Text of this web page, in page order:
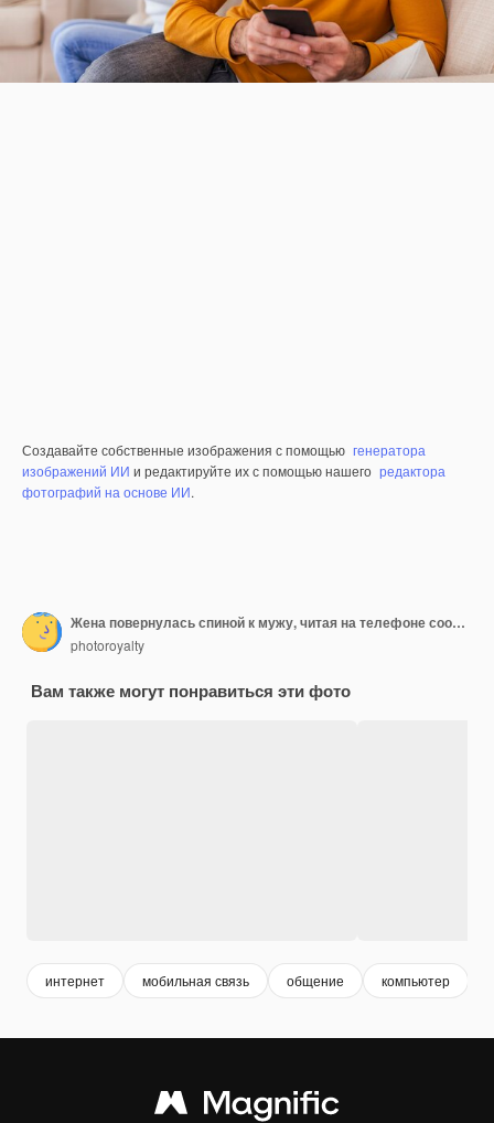
Создавайте собственные изображения с помощью генератора
изображений ИИ и редактируйте их с помощью нашего редактора
фотографий на основе ИИ.
Жена повернулась спиной к мужу, читая на телефоне сообщение от любовника.
photoroyalty
Вам также могут понравиться эти фото
интернет мобильная связь общение компьютер